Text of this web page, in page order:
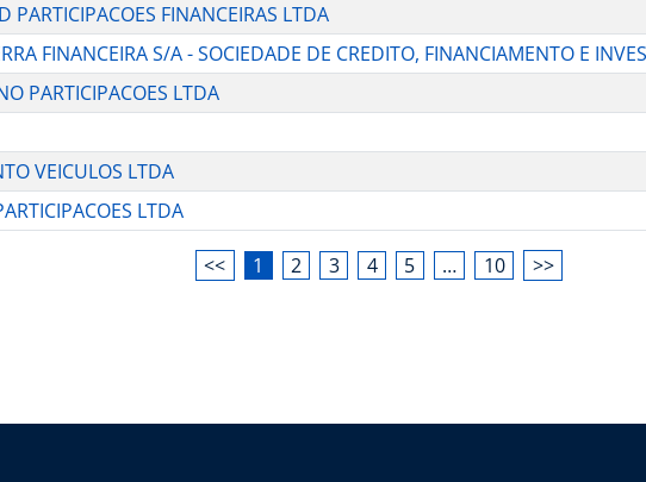
FINANCEIRAS LTDA
FINANCEIRA S/A - SOCIEDADE DE CREDITO, FINANCIAMENTO E
PARTICIPACOES LTDA
VEICULOS LTDA
LTDA
<< 1 2 3 4 5 … 10 >>